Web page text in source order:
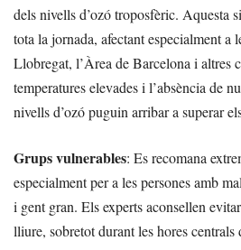
dels nivells d’ozó troposfèric. Aquesta
tota la jornada, afectant especialment a
Llobregat, l’Àrea de Barcelona i altres
temperatures elevades i l’absència de
nivells d’ozó puguin arribar a superar
Grups vulnerables: Es recomana
especialment per a les persones amb
i gent gran. Els experts aconsellen
lliure, sobretot durant les hores centrals